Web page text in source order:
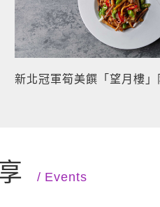
新北冠軍筍美饌「望月樓」
Events